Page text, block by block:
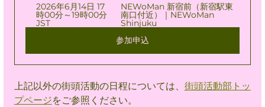
2026年6月14日 17
時00分～19時00分
JST
NEWoMan 新宿前（新宿駅東
南口付近）｜NEWoMan
Shinjuku
参加申込
上記以外の街頭活動の日程については、 街頭活動部トッ
プページをご参照ください。